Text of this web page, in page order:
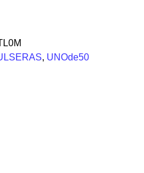
, UNOde50